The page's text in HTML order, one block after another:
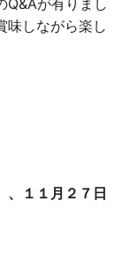
Q&Aが有りまし
味しながら楽し
、１１月２７日